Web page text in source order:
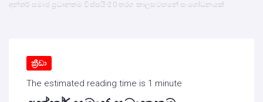
අන්තර් සමාජ ප්‍රධානතම විස්සයි-20 තරග කාලසටහනේ සංශෝධනයක්
ක්‍රීඩා
The estimated reading time is 1 minute